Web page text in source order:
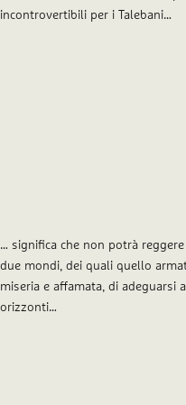
incontrovertibili per i Talebani…
… significa che non potrà
due mondi, dei quali quello
miseria e affamata, di adeguarsi
orizzonti…